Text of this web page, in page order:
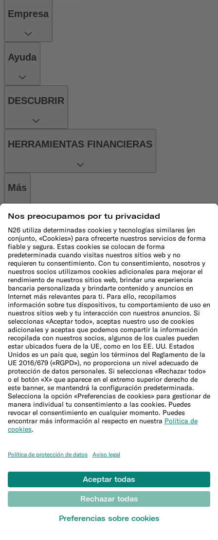
Empresa
Ayuda
DESCUBRIR
HERRAMIENTAS FINANCIERAS
Más
Empresa
¿Qué es N26?
Equipo directivo
Sala de prensa
Programa de afiliación
Atención al Cliente